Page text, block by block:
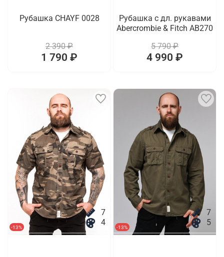
Рубашка CHAYF 0028
2 390 ₽
1 790 ₽
Рубашка с дл. рукавами
Abercrombie & Fitch AB270
5 790 ₽
4 990 ₽
-13%
7
4
-13%
7
5